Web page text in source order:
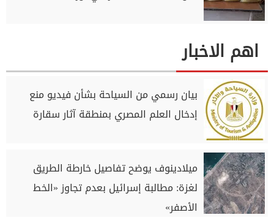
اهم الاخبار
بيان رسمي من السياحة بشأن فيديو منع
إدخال العلم المصري بمنطقة آثار سقارة
ميلادينوف يوضح تفاصيل خارطة الطريق
لغزة: مطالبة إسرائيل بعدم تجاوز «الخط
الأصفر»